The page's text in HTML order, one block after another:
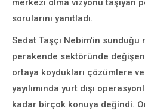
merkezi olma vizyonu taşıyan
sorularını yanıtladı.
Sedat Taşçı Nebim’in
perakende sektöründe
ortaya koydukları çözümlere
yayılımında yurt dışı
kadar birçok konuya değindi.